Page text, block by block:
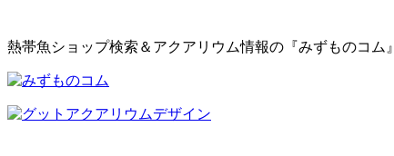
熱帯魚ショップ検索＆アクアリウム情報の『みずものコム』